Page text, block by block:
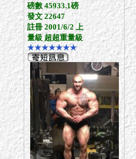
磅數 45933.1磅
發文 22647
註冊 2001/6/2 上
量級 超超重量級
★★★★★★★